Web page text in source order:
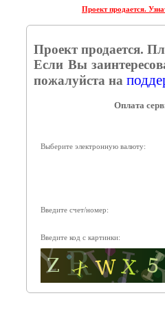
Проект продается.
Проект продается.
Если Вы
пожалуйста на
Выберите электронную валюту:
Введите счет/номер:
Введите код с картинки: